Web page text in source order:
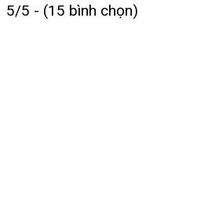
5/5 - (15 bình chọn)